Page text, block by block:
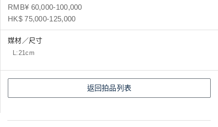
RMB¥ 60,000-100,000
HK$ 75,000-125,000
媒材／尺寸
L:21cm
返回拍品列表